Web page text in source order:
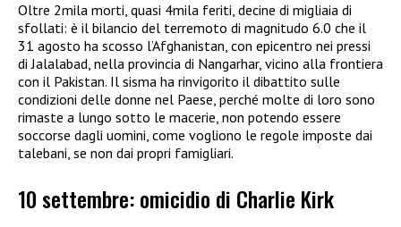
Oltre 2mila morti, quasi 4mila feriti, decine di migliaia di
sfollati: è il bilancio del terremoto di magnitudo 6.0 che il
31 agosto ha scosso l’Afghanistan, con epicentro nei pressi
di Jalalabad, nella provincia di Nangarhar, vicino alla frontiera
con il Pakistan. Il sisma ha rinvigorito il dibattito sulle
condizioni delle donne nel Paese, perché molte di loro sono
rimaste a lungo sotto le macerie, non potendo essere
soccorse dagli uomini, come vogliono le regole imposte dai
talebani, se non dai propri famigliari.
10 settembre: omicidio di Charlie Kirk